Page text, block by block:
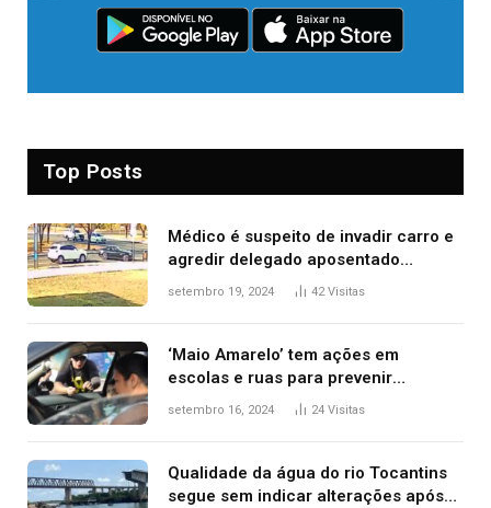
Top Posts
Médico é suspeito de invadir carro e
agredir delegado aposentado
durante confusão no trânsito
setembro 19, 2024 42Visitas
‘Maio Amarelo’ tem ações em
escolas e ruas para prevenir
acidentes no trânsito no AP
setembro 16, 2024 24 Visitas
Qualidade da água do rio Tocantins
segue sem indicar alterações após